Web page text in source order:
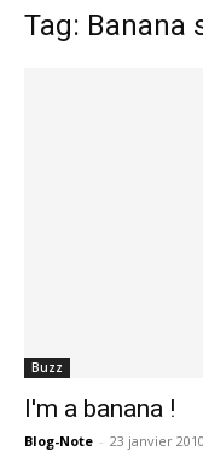
Tag: Banana
Buzz
I'm a banana !
Blog-Note - 23 janvier 2010